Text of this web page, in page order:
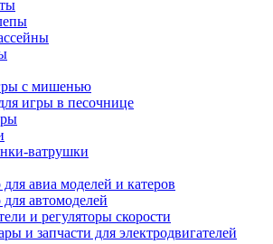
с мишенью
игры в песочнице
ватрушки
авиа моделей и катеров
автомоделей
и регуляторы скорости
и запчасти для электродвигателей